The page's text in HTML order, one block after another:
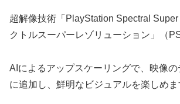
超解像技術「PlayStation Spectral
クトルスーパーレゾリューション」（
AIによるアップスケーリングで、映像
に追加し、鮮明なビジュアルを楽しめま